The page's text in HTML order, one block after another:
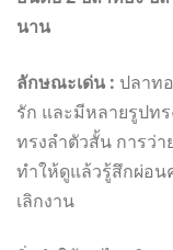
นาน
ลักษณะเด่น : ปลาท
รัก และมีหลายรูปท
ทรงลำตัวสั้น การว่
ทำให้ดูแล้วรู้สึกผ่อน
เลิกงาน